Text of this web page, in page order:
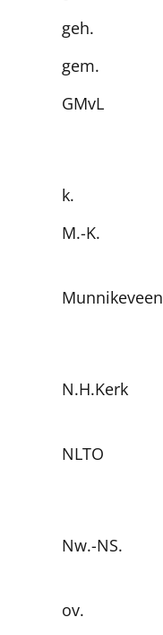
geh.
gem.
GMvL
k.
M.-K.
Munnikeveen
N.H.Kerk
NLTO
Nw.-NS.
ov.